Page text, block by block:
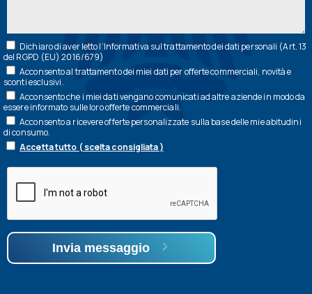
Dichiaro di aver letto l’Informativa sul trattamento dei dati personali (Art. 13
del RGPD (EU) 2016/679)
Acconsento al trattamento dei miei dati per offerte commerciali, novità e
sconti esclusivi.
Acconsento che i miei dati vengano comunicati ad altre aziende in modo da
essere informato sulle loro offerte commerciali.
Acconsento a ricevere offerte personalizzate sulla base delle mie abitudini
di consumo.
Accetta tutto ( scelta consigliata )
Invia messaggio